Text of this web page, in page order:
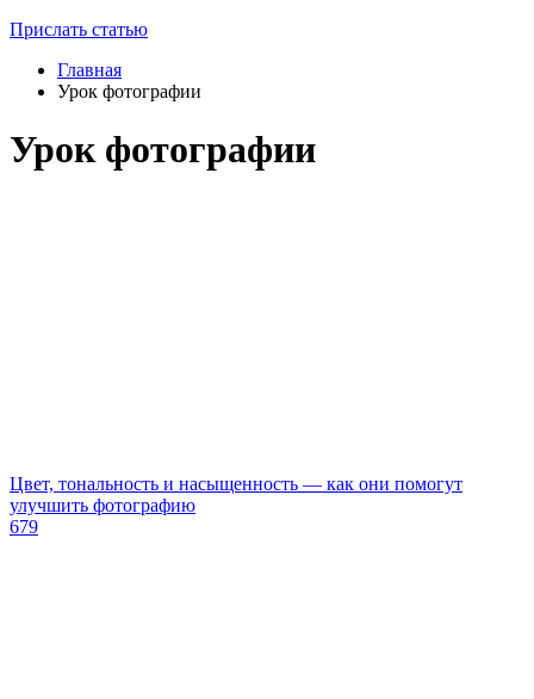
Прислать статью
Главная
Урок фотографии
Урок фотографии
Цвет, тональность и насыщенность — как они помогут
улучшить фотографию
679